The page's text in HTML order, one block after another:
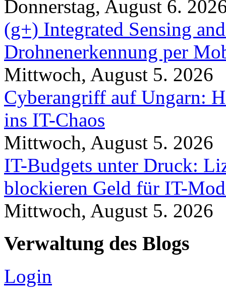
Donnerstag, August 6.
(g+) Integrated Sensing
Drohnenerkennung per
Mittwoch, August 5. 2026
Cyberangriff auf Ungarn:
ins IT-Chaos
Mittwoch, August 5. 2026
IT-Budgets unter Druck:
blockieren Geld für IT-
Mittwoch, August 5. 2026
Verwaltung des Blogs
Login